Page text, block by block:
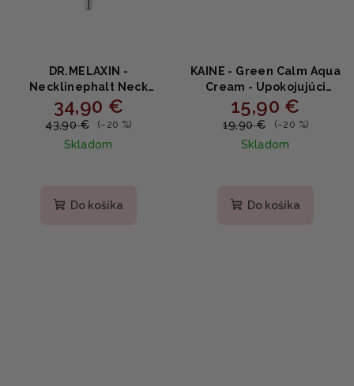
DR.MELAXIN -
Necklinephalt Neck
Cream - Spevňujúci krém
na krk s bakuchiolom,
ceramidmi a bio-
spikulami 20ml
34,90 €
43,90 € (–20 %)
Skladom
Do košíka
KAINE - Green Calm Aqua
Cream - Upokojujúci
aqua krém s ectoinom,
pantenolom a
squalanom 70ml
15,90 €
19,90 € (–20 %)
Skladom
Do košíka